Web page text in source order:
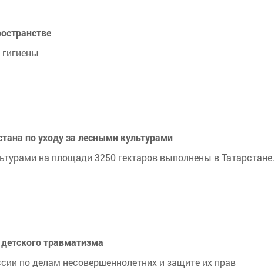
по уходу за лесными культурами
на площади 3250 гектаров выполнены в Татарстане.
травматизма
по делам несовершеннолетних и защите их прав